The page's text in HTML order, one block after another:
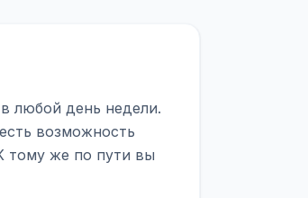
любой день недели.
возможность
тому же по пути вы